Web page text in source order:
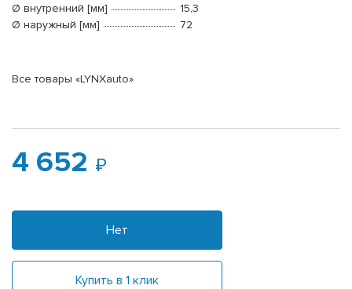
Ø внутренний [мм]
15,3
Ø наружный [мм]
72
Все товары «LYNXauto»
4 652
Нет
Купить в 1 клик